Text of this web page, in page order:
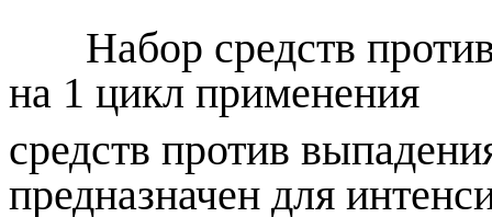
Набор средств
на 1 цикл применения
средств против
предназначен для